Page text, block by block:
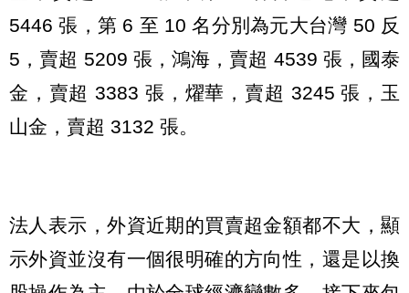
5446 張，第 6 至 10 名分別為元大台灣 50 反
5，賣超 5209 張，鴻海，賣超 4539 張，國泰
金，賣超 3383 張，燿華，賣超 3245 張，玉
山金，賣超 3132 張。
法人表示，外資近期的買賣超金額都不大，顯
示外資並沒有一個很明確的方向性，還是以換